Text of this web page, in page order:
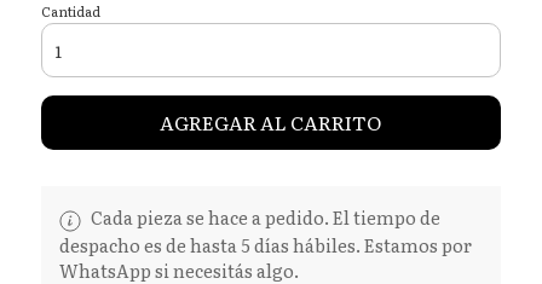
Cantidad
AGREGAR AL CARRITO
Cada pieza se hace a pedido. El tiempo de
despacho es de hasta 5 días hábiles. Estamos por
WhatsApp si necesitás algo.